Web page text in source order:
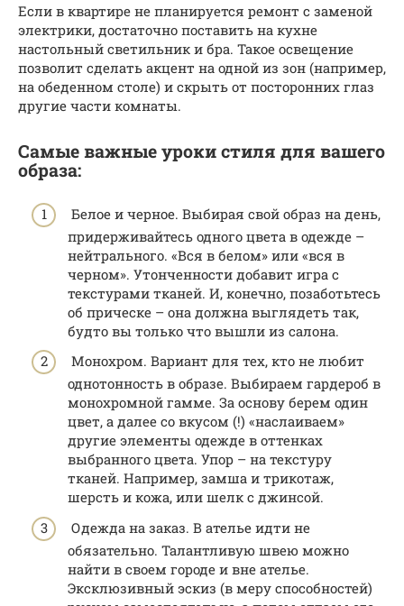
Если в квартире не планируется ремонт с заменой
электрики, достаточно поставить на кухне
настольный светильник и бра. Такое освещение
позволит сделать акцент на одной из зон (например,
на обеденном столе) и скрыть от посторонних глаз
другие части комнаты.
Самые важные уроки стиля для вашего
образа:
Белое и черное. Выбирая свой образ на день,
придерживайтесь одного цвета в одежде –
нейтрального. «Вся в белом» или «вся в
черном». Утонченности добавит игра с
текстурами тканей. И, конечно, позаботьтесь
об прическе – она должна выглядеть так,
будто вы только что вышли из салона.
Монохром. Вариант для тех, кто не любит
однотонность в образе. Выбираем гардероб в
монохромной гамме. За основу берем один
цвет, а далее со вкусом (!) «наслаиваем»
другие элементы одежде в оттенках
выбранного цвета. Упор – на текстуру
тканей. Например, замша и трикотаж,
шерсть и кожа, или шелк с джинсой.
Одежда на заказ. В ателье идти не
обязательно. Талантливую швею можно
найти в своем городе и вне ателье.
Эксклюзивный эскиз (в меру способностей)